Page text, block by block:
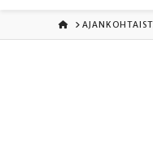
ETUSIVU